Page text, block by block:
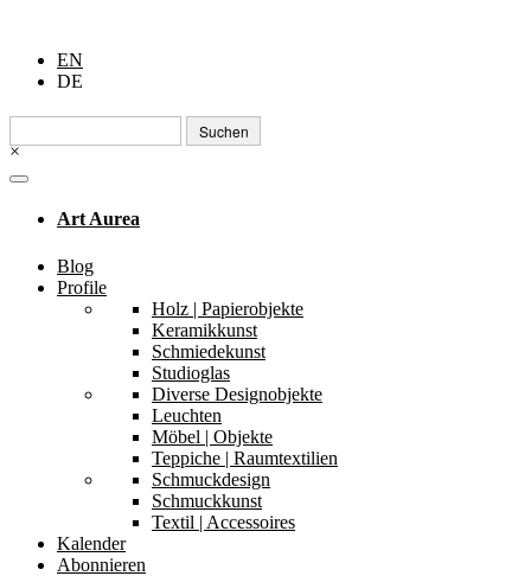
EN
DE
Suchen
nach:
×
Art Aurea
Blog
Profile
Holz | Papierobjekte
Keramikkunst
Schmiedekunst
Studioglas
Diverse Designobjekte
Leuchten
Möbel | Objekte
Teppiche | Raumtextilien
Schmuckdesign
Schmuckkunst
Textil | Accessoires
Kalender
Abonnieren